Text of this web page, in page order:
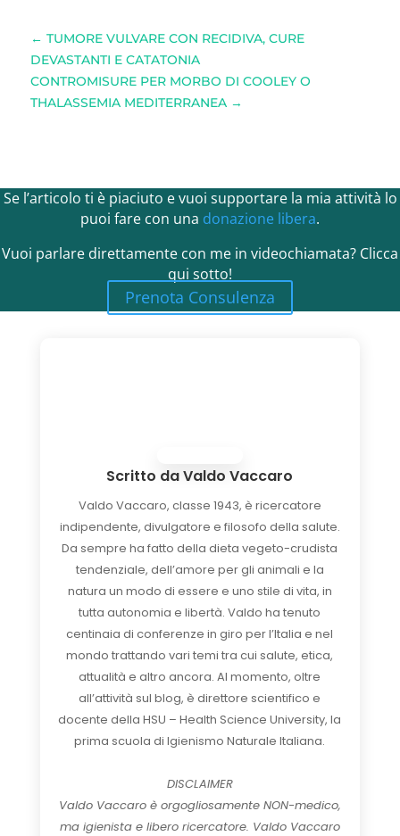
← TUMORE VULVARE CON RECIDIVA, CURE
DEVASTANTI E CATATONIA
CONTROMISURE PER MORBO DI COOLEY O
THALASSEMIA MEDITERRANEA→
Se l’articolo ti è piaciuto e vuoi supportare la mia attività lo
puoi fare con una donazione libera.
Vuoi parlare direttamente con me in videochiamata? Clicca
qui sotto!
Prenota Consulenza
Scritto daValdo Vaccaro
Valdo Vaccaro, classe 1943, è ricercatore
indipendente, divulgatore e filosofo della salute.
Da sempre ha fatto della dieta vegeto-crudista
tendenziale, dell’amore per gli animali e la
natura un modo di essere e uno stile di vita, in
tutta autonomia e libertà. Valdo ha tenuto
centinaia di conferenze in giro per l’Italia e nel
mondo trattando vari temi tra cui salute, etica,
attualità e altro ancora. Al momento, oltre
all’attività sul blog, è direttore scientifico e
docente della HSU – Health Science University, la
prima scuola di Igienismo Naturale Italiana.
DISCLAIMER
Valdo Vaccaro è orgogliosamente NON-medico,
ma igienista e libero ricercatore. Valdo Vaccaro